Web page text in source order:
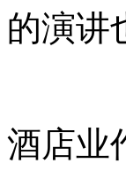
的演讲
酒店业